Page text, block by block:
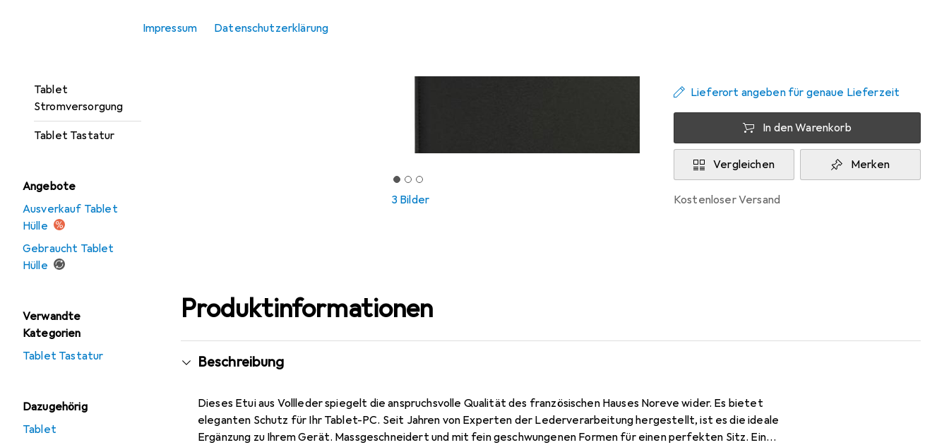
Impressum Datenschutzerklärung
Tablet
Stromversorgung
Tablet Tastatur
Angebote
Ausverkauf Tablet
Hülle
Gebraucht Tablet
Hülle
Verwandte
Kategorien
Tablet Tastatur
Dazugehörig
Tablet
3 Bilder
Lieferort angeben für genaue Lieferzeit
In den Warenkorb
Vergleichen Merken
kostenloser Versand
Produktinformationen
Beschreibung
Dieses Etui aus Vollleder spiegelt die anspruchsvolle Qualität des französischen Hauses Noreve wider. Es bietet
eleganten Schutz für Ihr Tablet-PC. Seit Jahren von Experten der Lederverarbeitung hergestellt, ist es die ideale
Ergänzung zu Ihrem Gerät. Massgeschneidert und mit fein geschwungenen Formen für einen perfekten Sitz. Ein